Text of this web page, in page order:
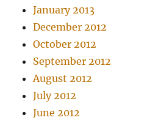
January 2013
December 2012
October 2012
September 2012
August 2012
July 2012
June 2012